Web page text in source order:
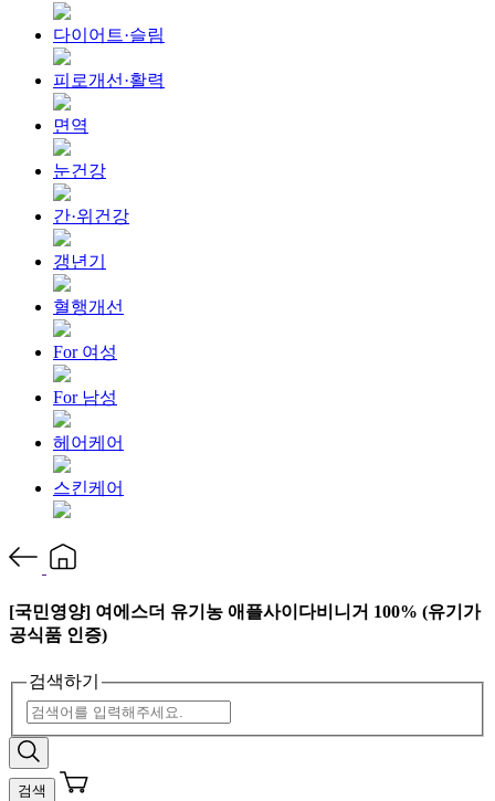
다이어트·슬림
피로개선·활력
면역
눈건강
간·위건강
갱년기
혈행개선
For 여성
For 남성
헤어케어
스킨케어
[국민영양] 여에스더 유기농 애플사이다비니거 100% (유기가
공식품 인증)
검색하기
검색